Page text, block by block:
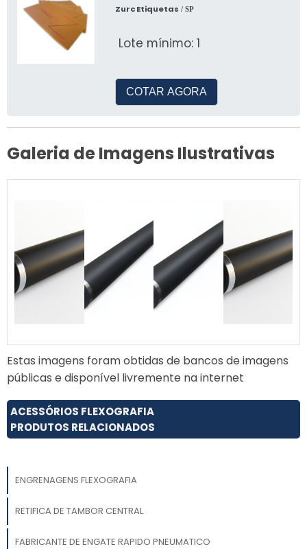
Zurc Etiquetas / SP
Lote mínimo: 1
COTAR AGORA
Galeria de Imagens Ilustrativas
Estas imagens foram obtidas de bancos de imagens
públicas e disponível livremente na internet
ACESSÓRIOS FLEXOGRAFIA
PRODUTOS RELACIONADOS
ENGRENAGENS FLEXOGRAFIA
RETIFICA DE TAMBOR CENTRAL
FABRICANTE DE ENGATE RAPIDO PNEUMATICO